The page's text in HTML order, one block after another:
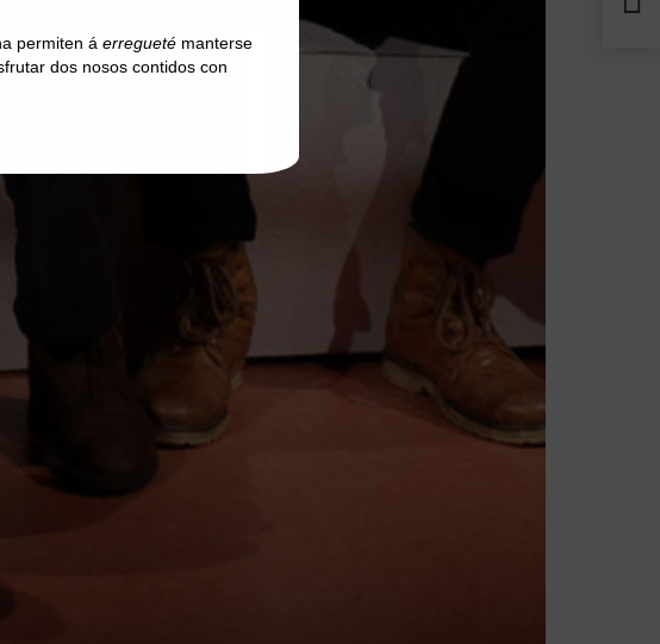
permiten á erreguetémanterse
dos nosos contidos con